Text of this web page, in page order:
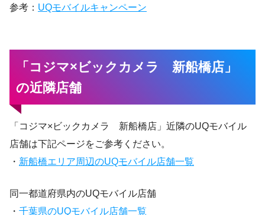
参考： UQモバイルキャンペーン
「コジマ×ビックカメラ 新船橋店」
の近隣店舗
「コジマ×ビックカメラ 新船橋店」近隣のUQモバイル
店舗は下記ページをご参考ください。
・ 新船橋エリア周辺のUQモバイル店舗一覧
同一都道府県内のUQモバイル店舗
・ 千葉県のUQモバイル店舗一覧